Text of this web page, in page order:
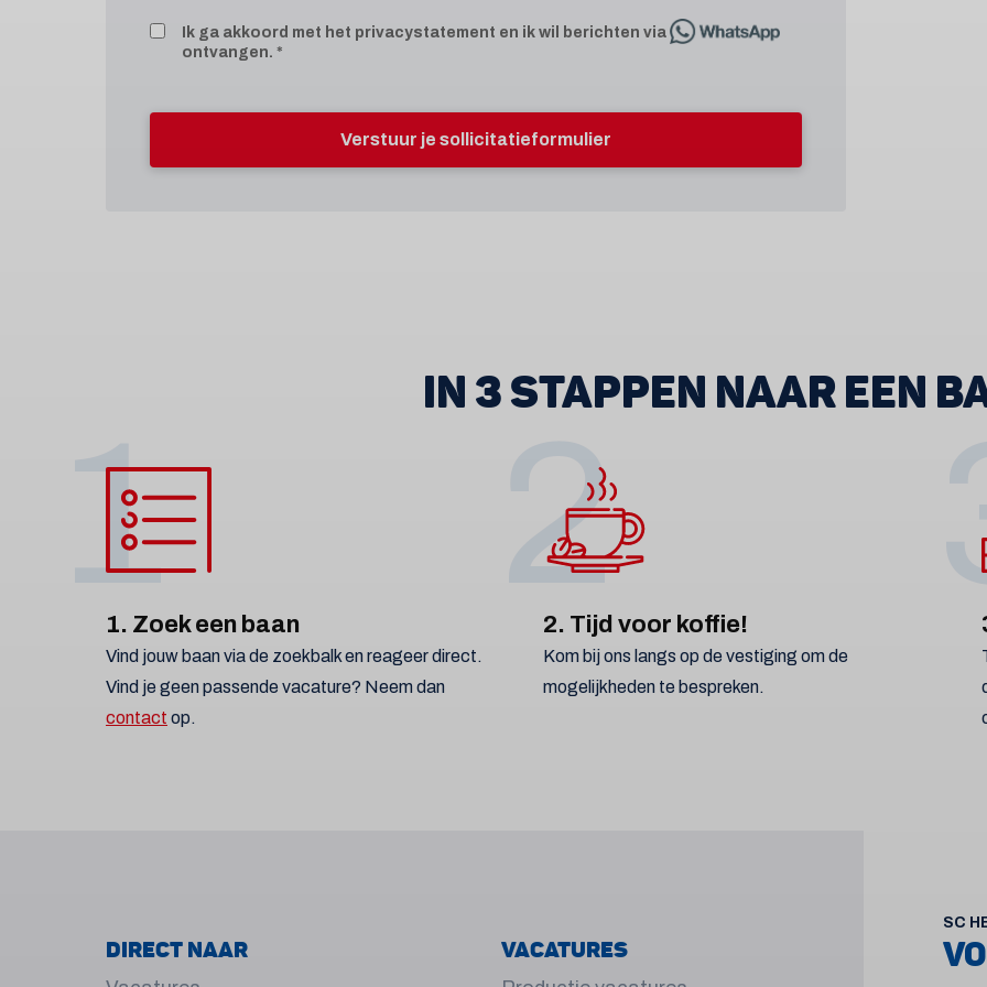
Ik ga akkoord met het privacystatement en ik wil berichten via
ontvangen.
Verstuur je sollicitatieformulier
IN 3 STAPPEN NAAR EEN
1
1. Zoek een baan
Vind jouw baan via de zoekbalk en reageer direct.
Vind je geen passende vacature? Neem dan
contact op.
2
2. Tijd voor koffie!
Kom bij ons langs op de vestiging om de
mogelijkheden te bespreken.
Direct naar Vacatures
SC